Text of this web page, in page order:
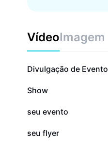
VídeoImagem
41,2 mil
Divulgação de Evento
6,8 mil
Show
960
seu evento
223
seu flyer